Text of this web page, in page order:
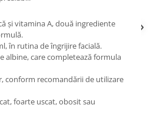
și vitamina A, două ingrediente
în rutina de îngrijire facială.
albine, care completează formula
conform recomandării de utilizare
foarte uscat, obosit sau